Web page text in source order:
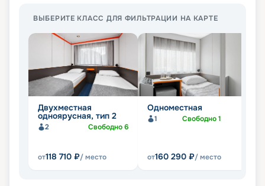
ВЫБЕРИТЕ КЛАСС ДЛЯ ФИЛЬТРАЦИИ НА КАРТЕ
Двухместная
одноярусная, тип 2
2 Свободно6
от118 710 ₽/ место
Одноместная
1 Свободно1
от160 290 ₽/ место